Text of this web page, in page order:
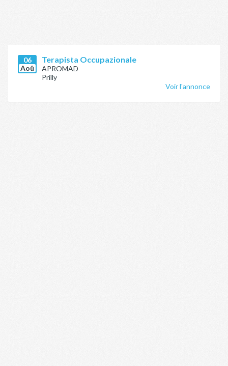
06
Aoû
Terapista Occupazionale
APROMAD
Prilly
Voir l'annonce